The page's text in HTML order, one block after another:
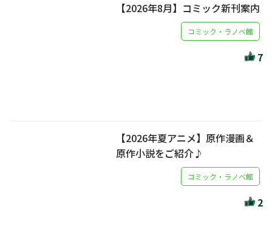
【2026年8月】コミック新刊案内
コミック・ラノベ館
7
【2026年夏アニメ】原作漫画＆
原作小説をご紹介♪
コミック・ラノベ館
2